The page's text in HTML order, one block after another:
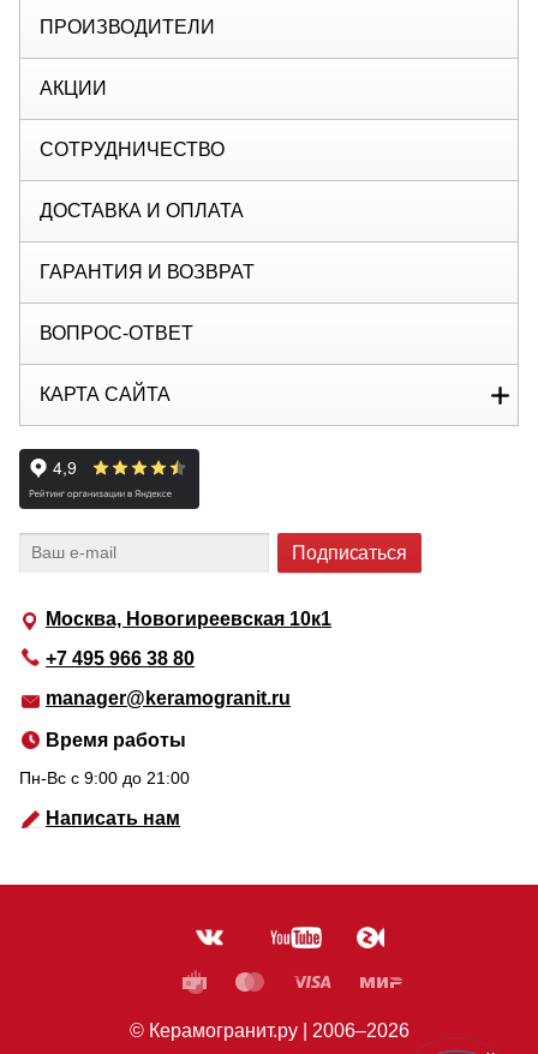
Москва, Новогиреевская 10к1
+7 495 966 38 80
manager@keramogranit.ru
Время работы
Пн-Вс c 9:00 до 21:00
Написать нам
ПРОИЗВОДИТЕЛИ
АКЦИИ
СОТРУДНИЧЕСТВО
ДОСТАВКА И ОПЛАТА
ГАРАНТИЯ И ВОЗВРАТ
ВОПРОС-ОТВЕТ
КАРТА САЙТА
© Керамогранит.ру | 2006–2026